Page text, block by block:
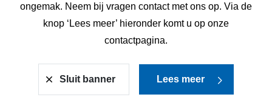
ongemak. Neem bij vragen contact met ons op. Via de
knop ‘Lees meer’ hieronder komt u op onze
contactpagina.
Sluit banner Lees meer